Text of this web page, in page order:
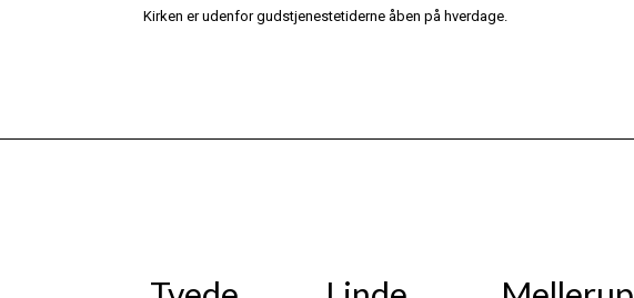
Kirken er udenfor gudstjenestetiderne åben på hverdage.